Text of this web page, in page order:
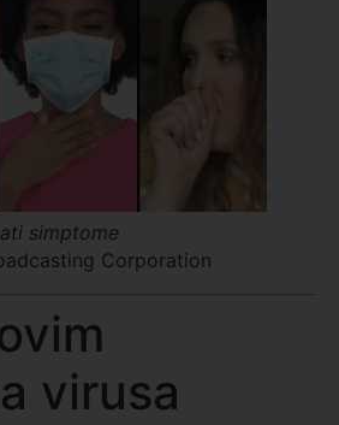
simptome
Corporation
virusa